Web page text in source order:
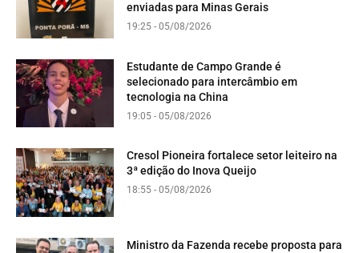
enviadas para Minas Gerais
19:25 - 05/08/2026
Estudante de Campo Grande é
selecionado para intercâmbio em
tecnologia na China
19:05 - 05/08/2026
Cresol Pioneira fortalece setor leiteiro na
3ª edição do Inova Queijo
18:55 - 05/08/2026
Ministro da Fazenda recebe proposta para